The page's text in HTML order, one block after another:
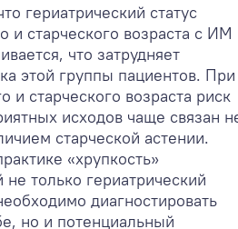
гериатрический статус
и старческого возраста с ИМ
что затрудняет
этой группы пациентов. При
и старческого возраста риск
исходов чаще связан
старческой астении.
«хрупкость»
не только гериатрический
диагностировать
но и потенциальный